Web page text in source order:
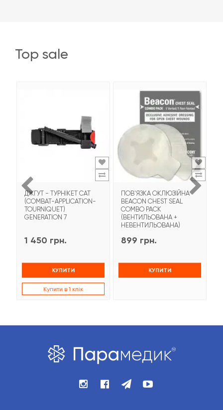
top sale
ДЖГУТ - ТУРНІКЕТ CAT
(COMBAT-APPLICATION-
TOURNIQUET)
GENERATION 7
1 450 грн.
КУПИТИ
Купити в 1 клік
ПОВ'ЯЗКА ОКЛЮЗІЙНА
BEACON CHEST SEAL
COMBO PACK
(ВЕНТИЛЬОВАНА +
НЕВЕНТИЛЬОВАНА)
899 грн.
КУПИТИ